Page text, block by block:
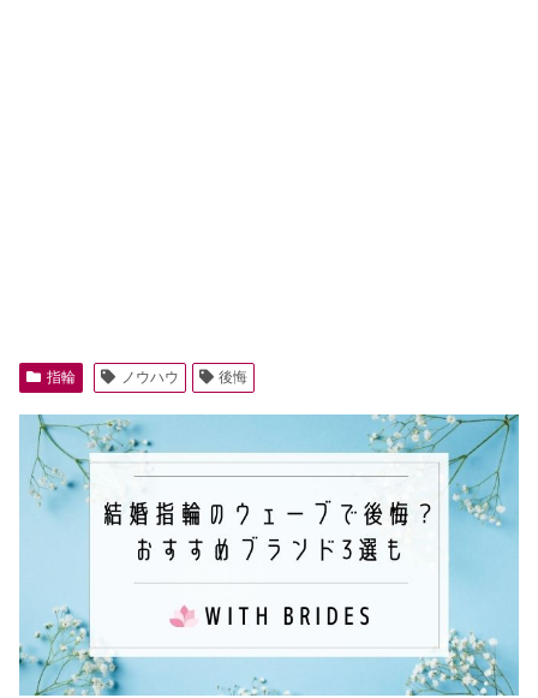
指輪 ノウハウ 後悔